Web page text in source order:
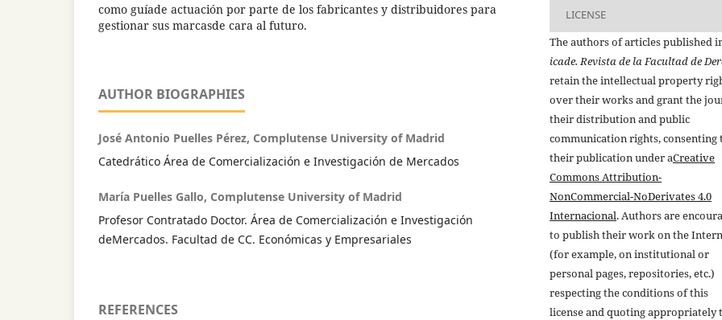
como guíade actuación por parte de los fabricantes y distribuidores para
gestionar sus marcasde cara al futuro.
AUTHOR BIOGRAPHIES
José Antonio Puelles Pérez, Complutense University of Madrid
Catedrático Área de Comercialización e Investigación de Mercados
María Puelles Gallo, Complutense University of Madrid
Profesor Contratado Doctor. Área de Comercialización e Investigación
deMercados. Facultad de CC. Económicas y Empresariales
REFERENCES
LICENSE
The authors of articles published
icade. Revista de la Facultad de
retain the intellectual property
over their works and grant the
their distribution and public
communication rights, consenting
their publication under aCreative
Commons Attribution-
NonCommercial-NoDerivates 4.0
Internacional. Authors are
to publish their work on the
(for example, on institutional or
personal pages, repositories, etc.)
respecting the conditions of this
license and quoting appropriately